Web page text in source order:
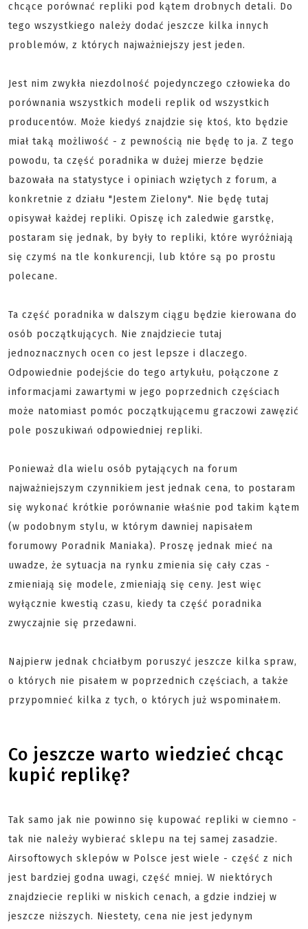
chcące porównać repliki pod kątem drobnych detali. Do
tego wszystkiego należy dodać jeszcze kilka innych
problemów, z których najważniejszy jest jeden.
Jest nim zwykła niezdolność pojedynczego człowieka do
porównania wszystkich modeli replik od wszystkich
producentów. Może kiedyś znajdzie się ktoś, kto będzie
miał taką możliwość - z pewnością nie będę to ja. Z tego
powodu, ta część poradnika w dużej mierze będzie
bazowała na statystyce i opiniach wziętych z forum, a
konkretnie z działu "Jestem Zielony". Nie będę tutaj
opisywał każdej repliki. Opiszę ich zaledwie garstkę,
postaram się jednak, by były to repliki, które wyróżniają
się czymś na tle konkurencji, lub które są po prostu
polecane.
Ta część poradnika w dalszym ciągu będzie kierowana do
osób początkujących. Nie znajdziecie tutaj
jednoznacznych ocen co jest lepsze i dlaczego.
Odpowiednie podejście do tego artykułu, połączone z
informacjami zawartymi w jego poprzednich częściach
może natomiast pomóc początkującemu graczowi zawęzić
pole poszukiwań odpowiedniej repliki.
Ponieważ dla wielu osób pytających na forum
najważniejszym czynnikiem jest jednak cena, to postaram
się wykonać krótkie porównanie właśnie pod takim kątem
(w podobnym stylu, w którym dawniej napisałem
forumowy Poradnik Maniaka). Proszę jednak mieć na
uwadze, że sytuacja na rynku zmienia się cały czas -
zmieniają się modele, zmieniają się ceny. Jest więc
wyłącznie kwestią czasu, kiedy ta część poradnika
zwyczajnie się przedawni.
Najpierw jednak chciałbym poruszyć jeszcze kilka spraw,
o których nie pisałem w poprzednich częściach, a także
przypomnieć kilka z tych, o których już wspominałem.
Co jeszcze warto wiedzieć chcąc
kupić replikę?
Tak samo jak nie powinno się kupować repliki w ciemno -
tak nie należy wybierać sklepu na tej samej zasadzie.
Airsoftowych sklepów w Polsce jest wiele - część z nich
jest bardziej godna uwagi, część mniej. W niektórych
znajdziecie repliki w niskich cenach, a gdzie indziej w
jeszcze niższych. Niestety, cena nie jest jedynym